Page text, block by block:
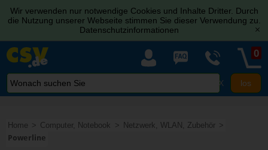
Wir verwenden nur notwendige Cookies und Inhalte Dritter. Durch
die Nutzung unserer Webseite stimmen Sie dieser Verwendung zu.
Datenschutzinformationen
[x]
X
0
Home Computer, Notebook
Netzwerk, WLAN, Zubehör
Powerline